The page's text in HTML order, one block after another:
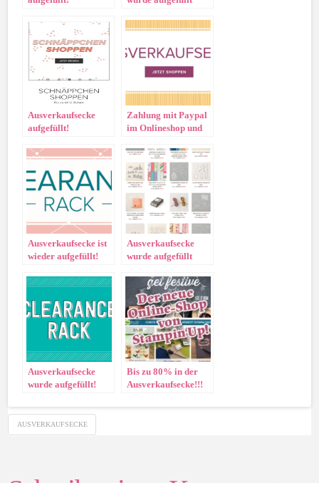
Ausverkaufsecke
aufgefüllt!
Zahlung mit Paypal
im Onlineshop und
Ausverkaufsecke!!
Ausverkaufsecke ist
wieder aufgefüllt!
Ausverkaufsecke
wurde aufgefüllt
Ausverkaufsecke
wurde aufgefüllt!
Bis zu 80% in der
Ausverkaufsecke!!!
AUSVERKAUFSECKE